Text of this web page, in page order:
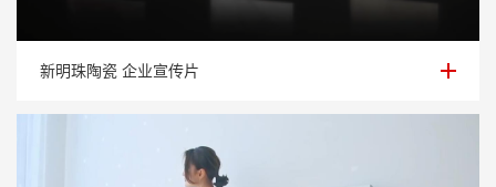
新明珠陶瓷 企业宣传片
新明珠陶瓷 企业宣传片